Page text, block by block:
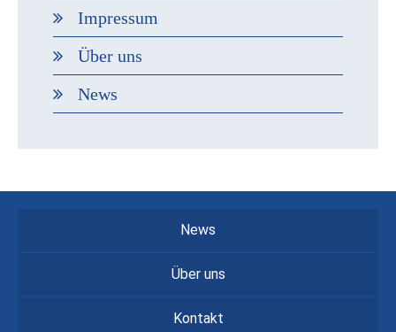
Impressum
Über uns
News
News
Über uns
Kontakt